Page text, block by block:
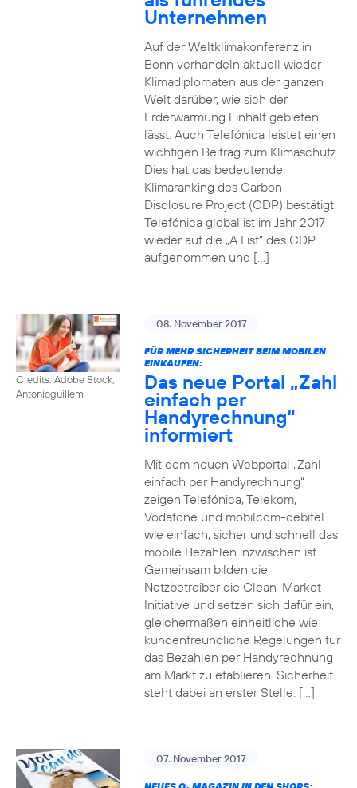
Unternehmen
Auf der Weltklimakonferenz in
Bonn verhandeln aktuell wieder
Klimadiplomaten aus der ganzen
Welt darüber, wie sich der
Erderwärmung Einhalt gebieten
lässt. Auch Telefónica leistet einen
wichtigen Beitrag zum Klimaschutz.
Dies hat das bedeutende
Klimaranking des Carbon
Disclosure Project (CDP) bestätigt:
Telefónica global ist im Jahr 2017
wieder auf die „A List“ des CDP
aufgenommen und […]
Credits: Adobe Stock,
Antonioguillem
08. November 2017
FÜR MEHR SICHERHEIT BEIM MOBILEN
EINKAUFEN:
Das neue Portal „Zahl
einfach per
Handyrechnung“
informiert
Mit dem neuen Webportal „Zahl
einfach per Handyrechnung“
zeigen Telefónica, Telekom,
Vodafone und mobilcom-debitel
wie einfach, sicher und schnell das
mobile Bezahlen inzwischen ist.
Gemeinsam bilden die
Netzbetreiber die Clean-Market-
Initiative und setzen sich dafür ein,
gleichermaßen einheitliche wie
kundenfreundliche Regelungen für
das Bezahlen per Handyrechnung
am Markt zu etablieren. Sicherheit
steht dabei an erster Stelle: […]
07. November 2017